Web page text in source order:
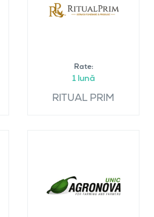
Rate:
1 lună
RITUAL PRIM